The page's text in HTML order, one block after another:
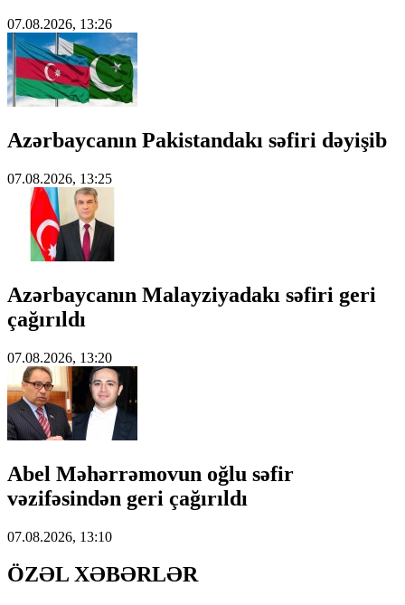
07.08.2026, 13:26
Azərbaycanın Pakistandakı səfiri dəyişib
07.08.2026, 13:25
Azərbaycanın Malayziyadakı səfiri geri
çağırıldı
07.08.2026, 13:20
Abel Məhərrəmovun oğlu səfir
vəzifəsindən geri çağırıldı
07.08.2026, 13:10
ÖZƏL XƏBƏRLƏR